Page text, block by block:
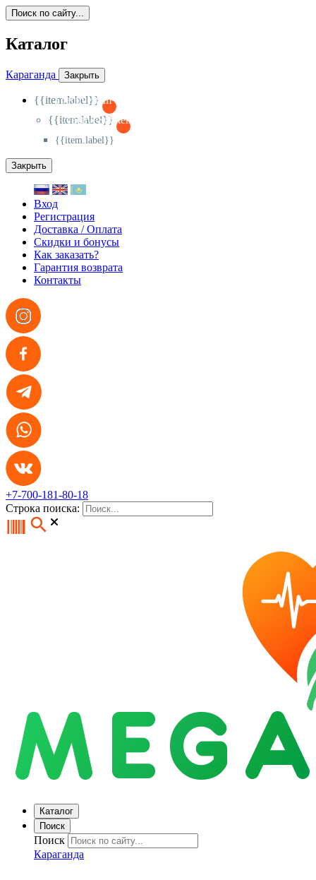
Поиск по сайту...
Каталог
Караганда Закрыть
{{item.label}}
{{activeItem==item.id?'-
{{item.label}}
{{activeSubitem==item.id?'-
{{item.label}}
Закрыть
Вход
Регистрация
Доставка / Оплата
Скидки и бонусы
Как заказать?
Гарантия возврата
Контакты
+7-700-181-80-18
Строка поиска:
Каталог
Поиск
Поиск
Караганда